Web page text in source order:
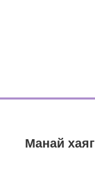
Манай хаяг